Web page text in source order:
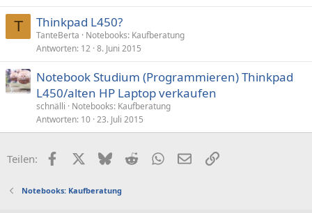
T Thinkpad L450?
TanteBerta
Notebooks: Kaufberatung
Antworten 12 8. Juni 2015
Notebook Studium (Programmieren) Thinkpad
L450/alten HP Laptop verkaufen
schnälli
Notebooks: Kaufberatung
Antworten 10 23. Juli 2015
Teilen: FacebookX (Twitter)
BlueskyRedditWhatsApp
E-MailLink
Notebooks: Kaufberatung